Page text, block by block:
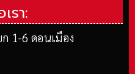
รา:
1-6 ดอนเมือง